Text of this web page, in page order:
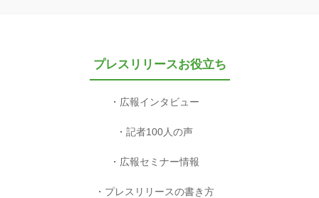
プレスリリースお役立ち
広報インタビュー
記者100人の声
広報セミナー情報
プレスリリースの書き方